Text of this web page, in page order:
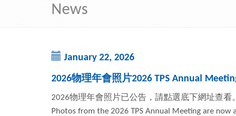
News
January 22, 2026
2026物理年會照片2026 TPS Annual
2026物理年會照片已公告，請點選底下網址查看。
Photos from the 2026 TPS Annual Meeting are